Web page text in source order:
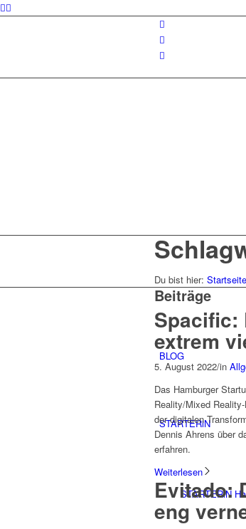
BLOG
STARTERiN
STARTERiN
Du bist hier: Startseite
Beiträge
Spacific:
extrem
5. August 2022/in
Das Hamburger
Reality/Mixed
der digitalen
Dennis Ahrens über
erfahren.
Weiterlesen
Evitado:
eng